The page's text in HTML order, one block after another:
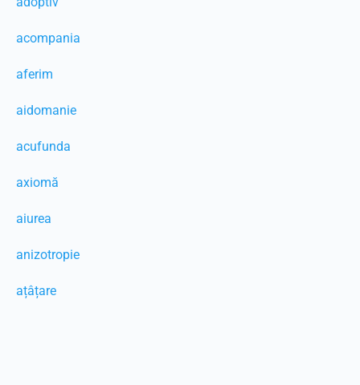
acompania
aferim
aidomanie
acufunda
axiomă
aiurea
anizotropie
ațâțare